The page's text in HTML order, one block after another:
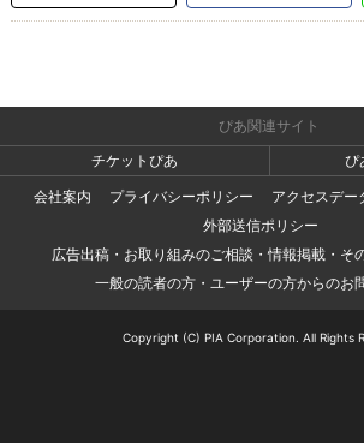
ぴあ関連サイト
チケットぴあ
ぴ
会社案内
プライバシーポリシー
アクセスデー
外部送信ポリシー
広告出稿・お取り組みのご相談・情報掲載・そ
一般の読者の方・ユーザーの方からのお
Copyright (C) PIA Corporation. All Rights